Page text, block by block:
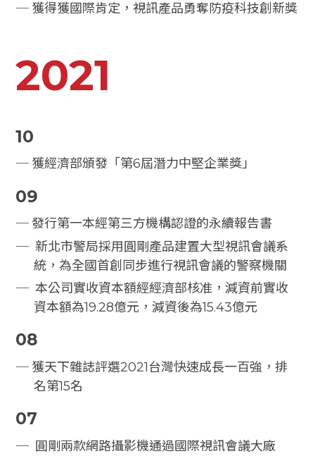
獲得獲國際肯定，視訊產品勇奪防疫科技創新獎
2021
10
獲經濟部頒發「第6屆潛力中堅企業獎」
09
發行第一本經第三方機構認證的永續報告書
新北市警局採用圓剛產品建置大型視訊會議系
統，為全國首創同步進行視訊會議的警察機關
本公司實收資本額經經濟部核准，減資前實收
資本額為19.28億元，減資後為15.43億元
08
獲天下雜誌評選2021台灣快速成長一百強，排
名第15名
07
圓剛兩款網路攝影機通過國際視訊會議大廠